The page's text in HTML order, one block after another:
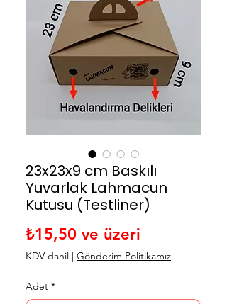
23x23x9 cm Baskılı
Yuvarlak Lahmacun
Kutusu (Testliner)
₺15,50 ve üzeri
KDV dahil | Gönderim Politikamız
Adet *